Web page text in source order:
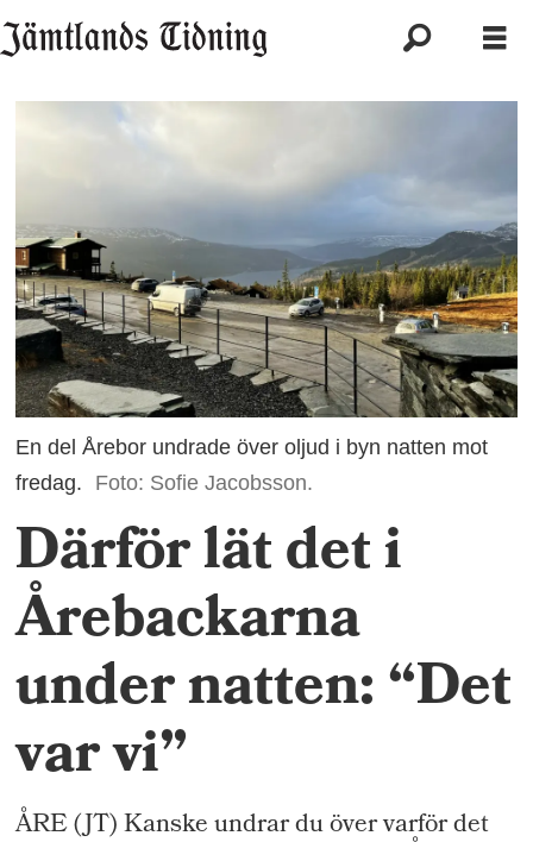
En del Årebor undrade över oljud i byn natten mot
fredag.
Foto: Sofie Jacobsson.
Därför lät det i
Årebackarna
under natten: “Det
var vi”
ÅRE (JT) Kanske undrar du över varför det